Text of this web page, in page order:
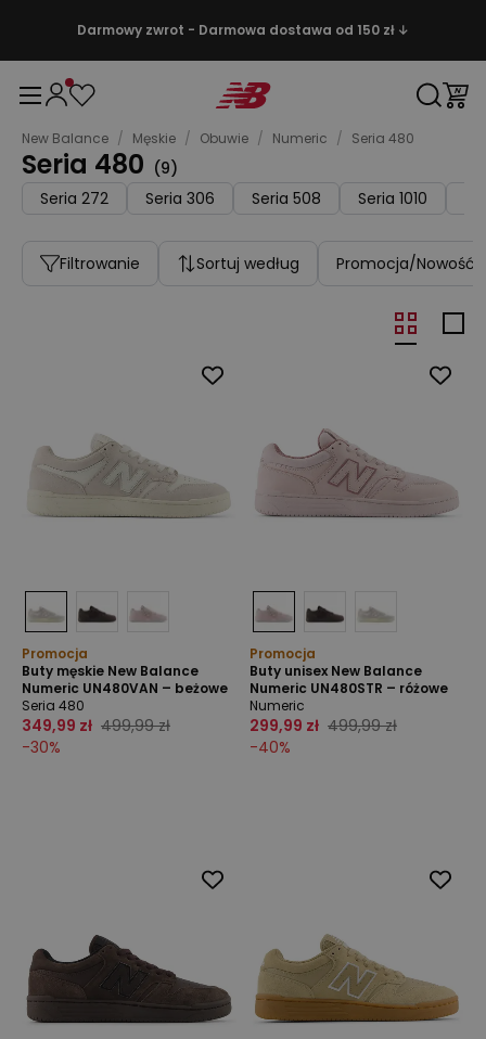
Darmowy zwrot - Darmowa dostawa od 150 zł ↓
New Balance / Męskie / Obuwie / Numeric / Seria 480
Seria 480 (9)
Seria 272
Seria 306 Seria 508 Seria 1010
Filtrowanie Sortuj według Promocja/Nowość
Promocja
Buty męskie New Balance
Numeric UN480VAN – beżowe
Seria 480
349,99 zł 499,99 zł
-30%
Promocja
Buty unisex New Balance
Numeric UN480STR – różowe
Numeric
299,99 zł 499,99 zł
-40%